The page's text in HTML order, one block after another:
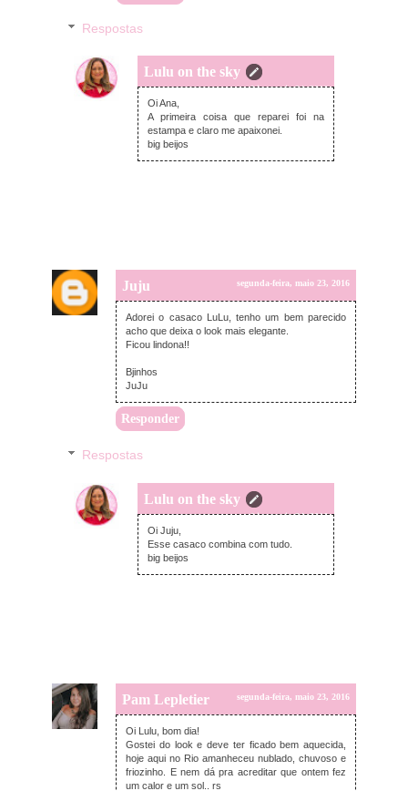
Respostas
Lulu on the sky
terça-feira, maio 24, 2016
Oi Ana,
A primeira coisa que reparei foi na
estampa e claro me apaixonei.
big beijos
Juju segunda-feira, maio 23, 2016
Adorei o casaco LuLu, tenho um bem parecido
acho que deixa o look mais elegante.
Ficou lindona!!
Bjinhos
JuJu
Responder
Respostas
Lulu on the sky
terça-feira, maio 24, 2016
Oi Juju,
Esse casaco combina com tudo.
big beijos
Pam Lepletier segunda-feira, maio 23, 2016
Oi Lulu, bom dia!
Gostei do look e deve ter ficado bem aquecida,
hoje aqui no Rio amanheceu nublado, chuvoso e
friozinho. E nem dá pra acreditar que ontem fez
um calor e um sol.. rs